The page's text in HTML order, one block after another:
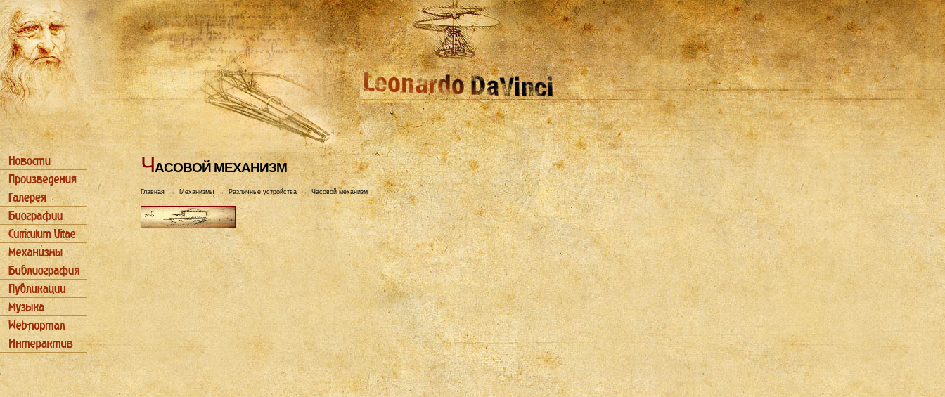
ЧАСОВОЙ МЕХАHИЗМ
Главная→ Механизмы →Различные устройства → Часовой механизм